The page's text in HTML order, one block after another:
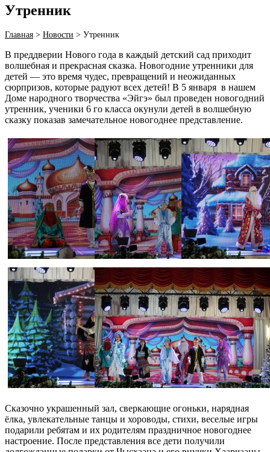
Утренник
Главная > Новости > Утренник
В преддверии Нового года в каждый детский сад приходит
волшебная и прекрасная сказка. Новогодние утренники для
детей — это время чудес, превращений и неожиданных
сюрпризов, которые радуют всех детей! В 5 января в нашем
Доме народного творчества «Эйгэ» был проведен новогодний
утренник, ученики 6 го класса окунули детей в волшебную
сказку показав замечательное новогоднее представление.
Сказочно украшенный зал, сверкающие огоньки, нарядная
ёлка, увлекательные танцы и хороводы, стихи, веселые игры
подарили ребятам и их родителям праздничное новогоднее
настроение. После представления все дети получили